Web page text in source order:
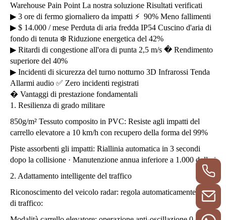
Warehouse Pain Point La nostra soluzione Risultati verificati
▶ 3 ore di fermo giornaliero da impatti ⚡ ️ 90% Meno fallimenti
▶ $ 14.000 / mese Perduta di aria fredda IP54 Cuscino d'aria di
fondo di tenuta ❄️ Riduzione energetica del 42%
▶ Ritardi di congestione all'ora di punta 2,5 m/s � Rendimento
superiore del 40%
▶ Incidenti di sicurezza del turno notturno 3D Infrarossi Tenda
Allarmi audio ✅ Zero incidenti registrati
� Vantaggi di prestazione fondamentali
1. Resilienza di grado militare
850g/m² Tessuto composito in PVC: Resiste agli impatti del
carrello elevatore a 10 km/h con recupero della forma del 99%
Piste assorbenti gli impatti: Riallinia automatica in 3 secondi
dopo la collisione · Manutenzione annua inferiore a 1.000 dollari
2. Adattamento intelligente del traffico
Riconoscimento del veicolo radar: regola automaticamente il tipo
di traffico: